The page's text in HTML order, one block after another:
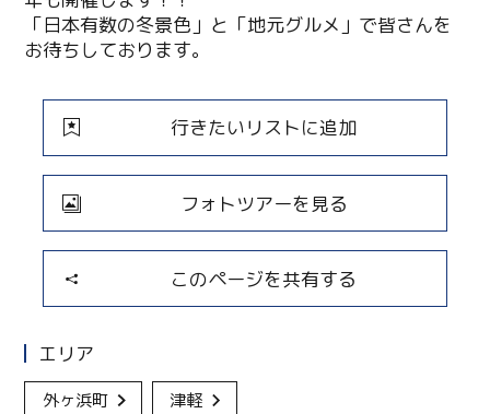
「日本有数の冬景色」と「地元グルメ」で皆さんを
お待ちしております。
行きたいリストに追加
フォトツアーを見る
このページを共有する
エリア
外ヶ浜町 津軽